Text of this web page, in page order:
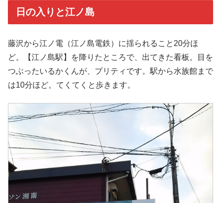
日の入りと江ノ島
藤沢から江ノ電（江ノ島電鉄）に揺られること20分ほ
ど。【江ノ島駅】を降りたところで、出てきた看板。目を
つぶったいるかくんが、プリティです。駅から水族館まで
は10分ほど。てくてくと歩きます。